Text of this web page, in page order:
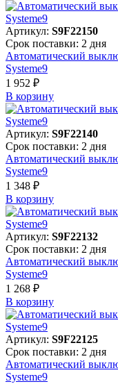
Артикул: S9F22150
Срок поставки: 2 дня
Автоматический
Systeme9
1 952 ₽
В корзинy
Артикул: S9F22140
Срок поставки: 2 дня
Автоматический
Systeme9
1 348 ₽
В корзинy
Артикул: S9F22132
Срок поставки: 2 дня
Автоматический
Systeme9
1 268 ₽
В корзинy
Артикул: S9F22125
Срок поставки: 2 дня
Автоматический
Systeme9